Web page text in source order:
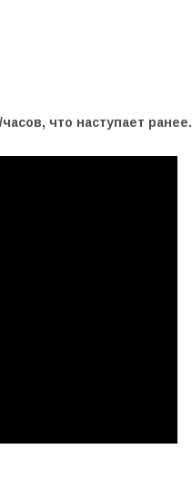
что наступает ранее.